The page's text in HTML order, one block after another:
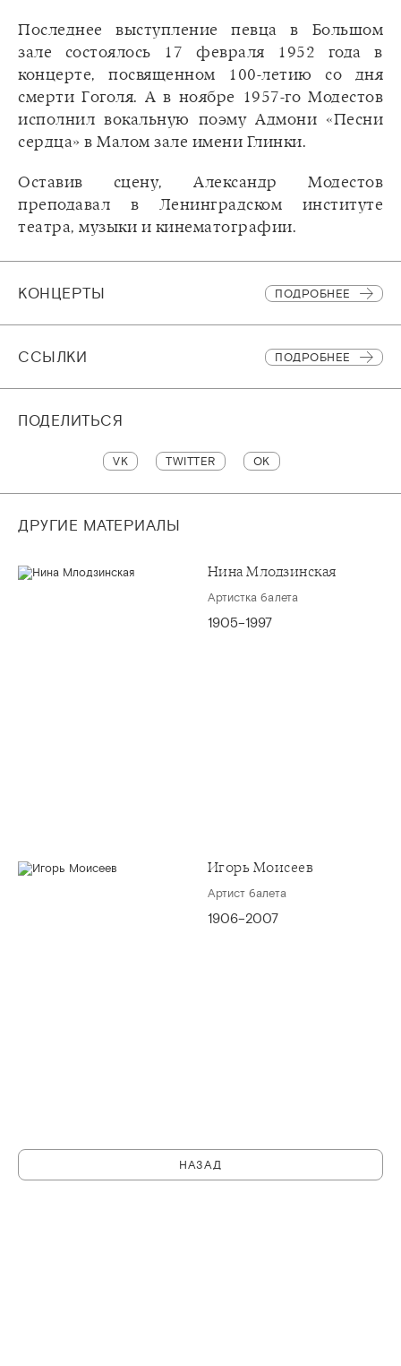
Последнее выступление певца в Большом
зале состоялось 17 февраля 1952 года в
концерте, посвященном 100-летию со дня
смерти Гоголя. А в ноябре 1957-го Модестов
исполнил вокальную поэму Адмони «Песни
сердца» в Малом зале имени Глинки.
Оставив сцену, Александр Модестов
преподавал в Ленинградском институте
театра, музыки и кинематографии.
КОНЦЕРТЫ ПОДРОБНЕЕ
CСЫЛКИ ПОДРОБНЕЕ
ПОДЕЛИТЬСЯ
VK TWITTER OK
ДРУГИЕ МАТЕРИАЛЫ
Нина Млодзинская
Артистка балета
1905–1997
Игорь Моисеев
Артист балета
1906–2007
НАЗАД